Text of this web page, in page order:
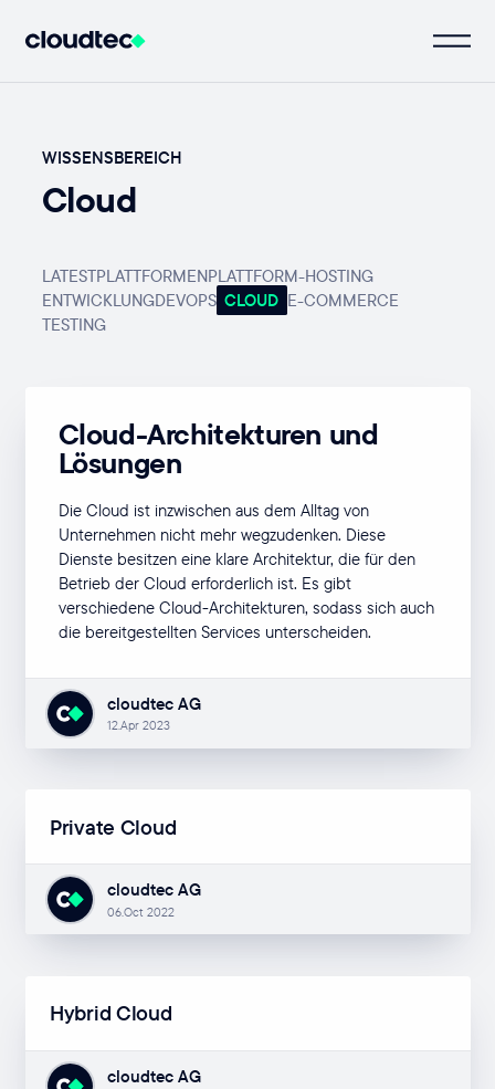
WISSENSBEREICH
Cloud
LATESTPLATTFORMENPLATTFORM-HOSTING
ENTWICKLUNGDEVOPS CLOUD E-COMMERCE
TESTING
Cloud-Architekturen und
Lösungen
Die Cloud ist inzwischen aus dem Alltag von
Unternehmen nicht mehr wegzudenken. Diese
Dienste besitzen eine klare Architektur, die für den
Betrieb der Cloud erforderlich ist. Es gibt
verschiedene Cloud-Architekturen, sodass sich auch
die bereitgestellten Services unterscheiden.
cloudtec AG
12.Apr 2023
Private Cloud
cloudtec AG
06.Oct 2022
Hybrid Cloud
cloudtec AG